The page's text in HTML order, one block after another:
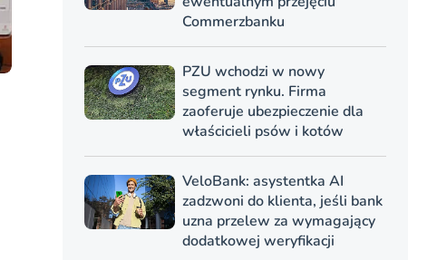
Commerzbanku
PZU wchodzi w nowy
segment rynku. Firma
zaoferuje ubezpieczenie dla
właścicieli psów i kotów
VeloBank: asystentka AI
zadzwoni do klienta, jeśli bank
uzna przelew za wymagający
dodatkowej weryfikacji